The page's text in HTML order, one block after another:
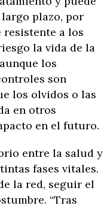
plazo, por
resistente a los
la vida de la
los
son
los olvidos o las
en otros
en el futuro.
entre la salud y
fases vitales.
la red, seguir el
“Tras